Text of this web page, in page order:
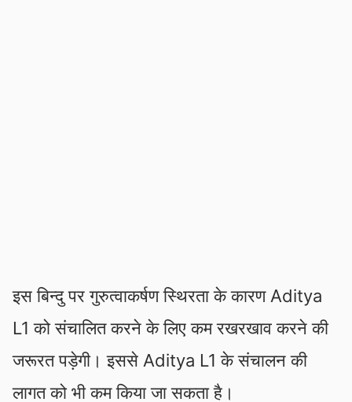
इस बिन्दु पर गुरुत्वाकर्षण स्थिरता के कारण Aditya
L1 को संचालित करने के लिए कम रखरखाव करने की
जरूरत पड़ेगी। इससे Aditya L1 के संचालन की
लागत को भी कम किया जा सकता है।